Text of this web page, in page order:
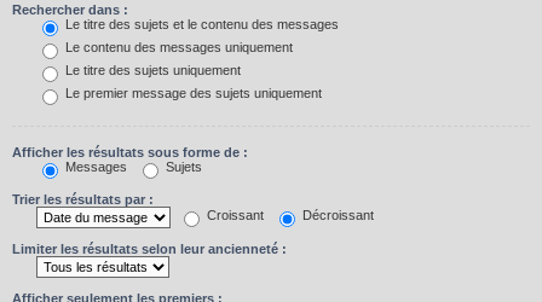
Rechercher dans :
Le titre des sujets et le contenu des messages
Le contenu des messages uniquement
Le titre des sujets uniquement
Le premier message des sujets uniquement
Afficher les résultats sous forme de :
Messages
Sujets
Trier les résultats par :
Croissant
Décroissant
Limiter les résultats selon leur ancienneté :
Afficher seulement les premiers :